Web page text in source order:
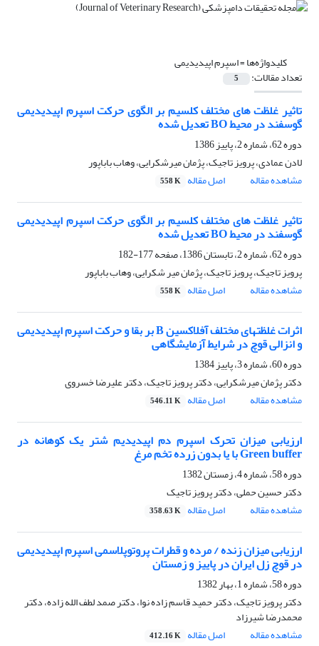
کلیدواژه‌ها =اسپرم اپیدیدیمی
تعداد مقالات: 5
تاثیر غلظت های مختلف کلسیم بر الگوی حرکت اسپرم اپیدیدیمی
گوسفند در محیط BO تعدیل شده
دوره 62، شماره 2، پاییز 1386
لادن عمادی، پرویز تاجیک، پژمان میرشکرایی، وهاب باباپور
مشاهده مقاله
اصل مقاله 558 K
تاثیر غلظت های مختلف کلسیم بر الگوی حرکت اسپرم اپیدیدیمی
گوسفند در محیط BO تعدیل شده
دوره 62، شماره 2، تابستان 1386، صفحه
177-182
پرویز تاجیک، پرویز تاجیک، پژمان میر شکرایی، وهاب باباپور
مشاهده مقاله
اصل مقاله 558 K
اثرات غلظتهای مختلف آفلاکسین B بر بقا و حرکت اسپرم اپیدیدیمی
و انزالی قوچ در شرایط آزمایشگاهی
دوره 60، شماره 3، پاییز 1384
دکتر پژمان میرشکرایی، دکتر پرویز تاجیک، دکتر علیرضا خسروی
مشاهده مقاله
اصل مقاله 546.11 K
ارزیابی میزان تحرک اسپرم دم اپیدیدیم شتر یک کوهانه در
Green buffer با یا بدون زرده تخم مرغ
دوره 58، شماره 4، زمستان 1382
دکتر حسین حملی، دکتر پرویز تاجیک
مشاهده مقاله
اصل مقاله 358.63 K
ارزیابی میزان زنده / مرده و قطرات پروتوپلاسمی اسپرم اپیدیدیمی
در قوچ زل ایران در پاییز و زمستان
دوره 58، شماره 1، بهار 1382
دکتر پرویز تاجیک، دکتر حمید قاسم زاده نوا، دکتر صمد لطف الله زاده، دکتر
محمدرضا شیرزاد
مشاهده مقاله
اصل مقاله 412.16 K